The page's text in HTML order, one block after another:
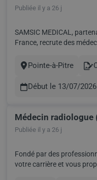
Publiée il y a 26 j
SAMSIC MEDICAL,
France, recrute des
établissement de santé en Guadeloupe.
Ville
Pointe-à-Pitre
Début le 13/07/2026
Médecin radiologue
Publiée il y a 26 j
Fondé par des
votre carrière et vous